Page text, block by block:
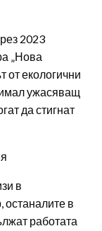
2023
„Нова
от екологични
ужасяващ
да стигнат
в
останалите в
работата